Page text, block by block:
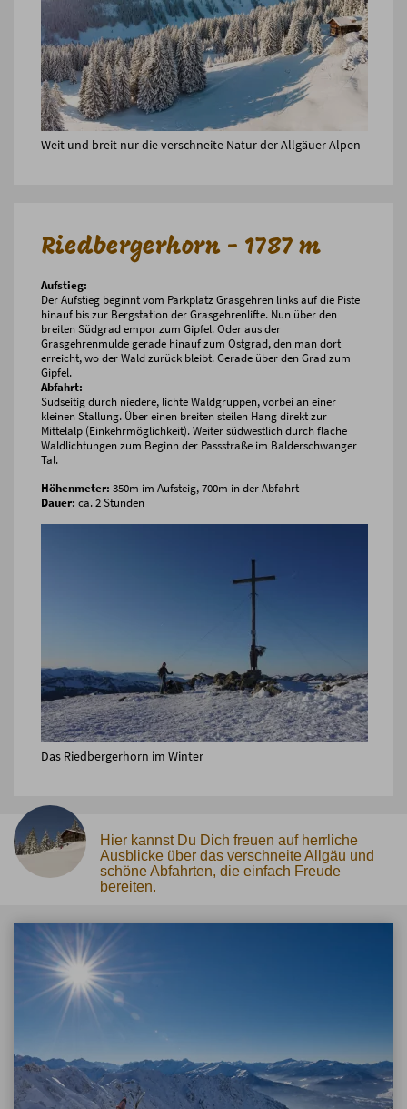
Weit und breit nur die verschneite Natur der Allgäuer Alpen
Riedbergerhorn - 1787 m
Aufstieg:
Der Aufstieg beginnt vom Parkplatz Grasgehren links auf die Piste
hinauf bis zur Bergstation der Grasgehrenlifte. Nun über den
breiten Südgrad empor zum Gipfel. Oder aus der
Grasgehrenmulde gerade hinauf zum Ostgrad, den man dort
erreicht, wo der Wald zurück bleibt. Gerade über den Grad zum
Gipfel.
Abfahrt:
Südseitig durch niedere, lichte Waldgruppen, vorbei an einer
kleinen Stallung. Über einen breiten steilen Hang direkt zur
Mittelalp (Einkehrmöglichkeit). Weiter südwestlich durch flache
Waldlichtungen zum Beginn der Passstraße im Balderschwanger
Tal.
Höhenmeter: 350m im Aufsteig, 700m in der Abfahrt
Dauer: ca. 2 Stunden
Das Riedbergerhorn im Winter
Hier kannst Du Dich freuen auf herrliche
Ausblicke über das verschneite Allgäu und
schöne Abfahrten, die einfach Freude
bereiten.